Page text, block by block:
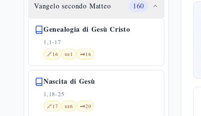
Vangelo secondo Matteo 160
Genealogia di Gesù Cristo
1,1-17
🔗16 📜1 🗝️16
Nascita di Gesù
1,18-25
🔗17 📜6 🗝️20